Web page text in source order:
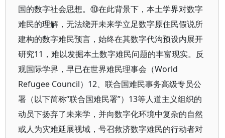
国的数字社会思想。⑩在此背景下，本土学界对数字
难民的理解，无法绕开未来学立足数字原住民假说所
建构的数字难民预言，始终在其数字代沟预设内展开
研究11，难以发掘本土数字难民问题的丰富现实。反
观国际学界，早已在世界难民理事会（World
Refugee Council）12、联合国难民事务高级专员公
署（以下简称“联合国难民署”）13等人道主义组织的
动员下扬弃了未来学，并向数字化环境中复杂的自然
或人为灾难延展视域，号召救济数字难民的行动者对